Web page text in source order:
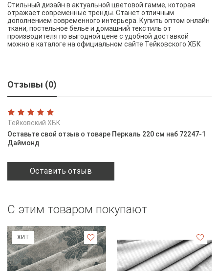
Стильный дизайн в актуальной цветовой гамме, которая
отражает современные тренды. Станет отличным
дополнением современного интерьера. Купить оптом онлайн
ткани, постельное белье и домашний текстиль от
производителя по выгодной цене с удобной доставкой
можно в каталоге на официальном сайте Тейковского ХБК
Отзывы (0)
Тейковский ХБК
Оставьте свой отзыв о товаре Перкаль 220 см наб 72247-1
Даймонд
Оставить отзыв
С этим товаром покупают
ХИТ